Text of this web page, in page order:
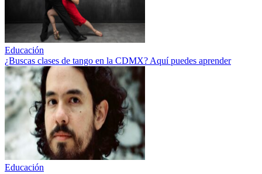
Educación
¿Buscas clases de tango en la CDMX? Aquí puedes aprender
Educación